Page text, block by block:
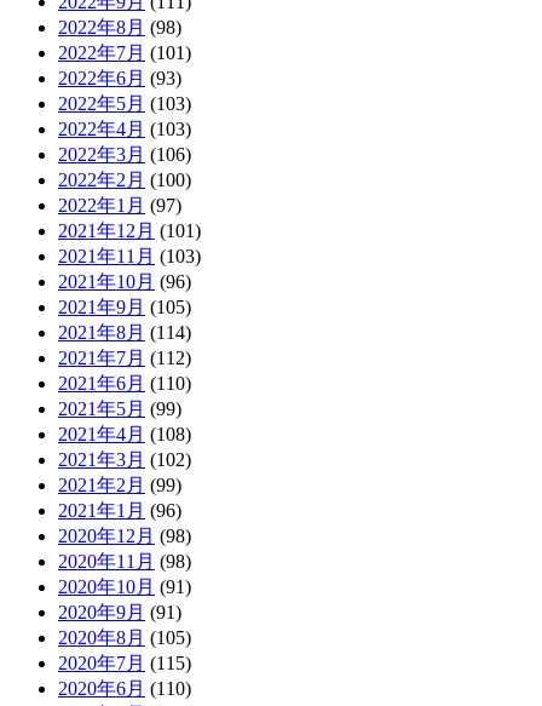
2022年8月 (98)
2022年7月 (101)
2022年6月 (93)
2022年5月 (103)
2022年4月 (103)
2022年3月 (106)
2022年2月 (100)
2022年1月 (97)
2021年12月 (101)
2021年11月 (103)
2021年10月 (96)
2021年9月 (105)
2021年8月 (114)
2021年7月 (112)
2021年6月 (110)
2021年5月 (99)
2021年4月 (108)
2021年3月 (102)
2021年2月 (99)
2021年1月 (96)
2020年12月 (98)
2020年11月 (98)
2020年10月 (91)
2020年9月 (91)
2020年8月 (105)
2020年7月 (115)
2020年6月 (110)